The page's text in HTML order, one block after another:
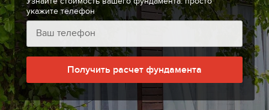
укажите телефон
Получить расчет фундамента